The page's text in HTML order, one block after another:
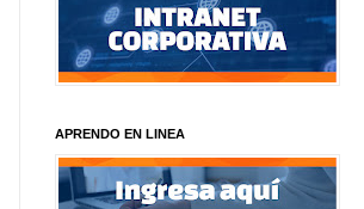
APRENDO EN LINEA